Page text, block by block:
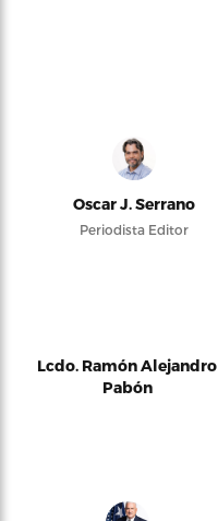
Oscar J. Serrano
Periodista Editor
Lcdo. Ramón Alejandro
Pabón